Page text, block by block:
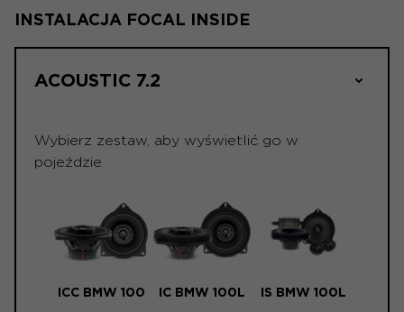
INSTALACJA FOCAL INSIDE
ACOUSTIC 7.2
Wybierz zestaw, aby wyświetlić go w
pojeździe
ICC BMW 100 IC BMW 100L IS BMW 100L